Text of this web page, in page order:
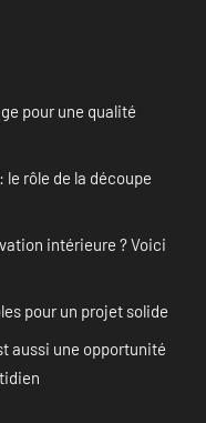
pour une qualité
rôle de la découpe
intérieure ? Voici
pour un projet solide
aussi une opportunité